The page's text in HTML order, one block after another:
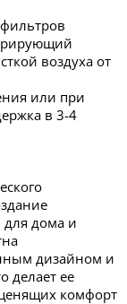
воздуха от
или при
в 3-4
дома и
дизайном и
делает ее
комфорт